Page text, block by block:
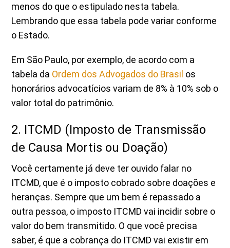
menos do que o estipulado nesta tabela.
Lembrando que essa tabela pode variar conforme
o Estado.
Em São Paulo, por exemplo, de acordo com a
tabela da Ordem dos Advogados do Brasil os
honorários advocatícios variam de 8% à 10% sob o
valor total do patrimônio.
2. ITCMD (Imposto de Transmissão
de Causa Mortis ou Doação)
Você certamente já deve ter ouvido falar no
ITCMD, que é o imposto cobrado sobre doações e
heranças. Sempre que um bem é repassado a
outra pessoa, o imposto ITCMD vai incidir sobre o
valor do bem transmitido. O que você precisa
saber, é que a cobrança do ITCMD vai existir em